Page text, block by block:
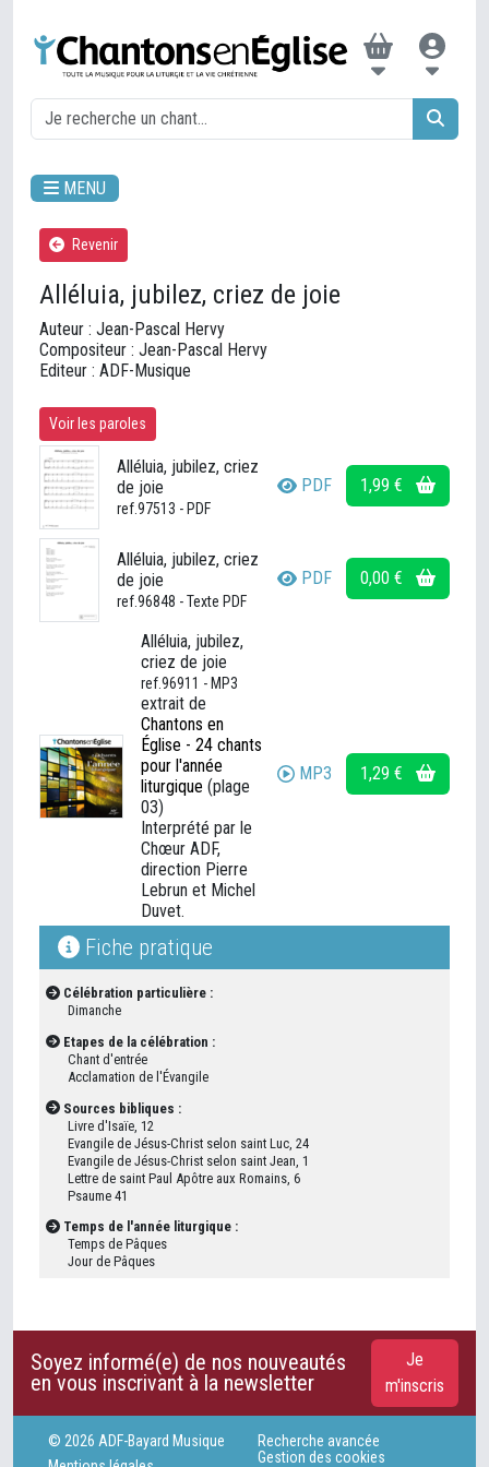
MENU
Revenir
Alléluia, jubilez, criez de joie
Auteur : Jean-Pascal Hervy
Compositeur : Jean-Pascal Hervy
Editeur : ADF-Musique
Voir les paroles
Alléluia, jubilez, criez
de joie
ref.97513 - PDF
PDF 1,99 €
Alléluia, jubilez, criez
de joie
ref.96848 - Texte PDF
PDF 0,00 €
Alléluia, jubilez,
criez de joie
ref.96911 - MP3
extrait de
Chantons en
Église - 24 chants
pour l'année
liturgique (plage
03)
Interprété par le
Chœur ADF,
direction Pierre
Lebrun et Michel
Duvet.
MP3 1,29 €
Fiche pratique
Célébration particulière :
Dimanche
Etapes de la célébration :
Chant d'entrée
Acclamation de l'Évangile
Sources bibliques :
Livre d'Isaïe, 12
Evangile de Jésus-Christ selon saint Luc, 24
Evangile de Jésus-Christ selon saint Jean, 1
Lettre de saint Paul Apôtre aux Romains, 6
Psaume 41
Temps de l'année liturgique :
Temps de Pâques
Jour de Pâques
Soyez informé(e) de nos nouveautés
en vous inscrivant à la newsletter
Je
m'inscris
© 2026 ADF-Bayard Musique
Recherche avancée
Gestion des cookies